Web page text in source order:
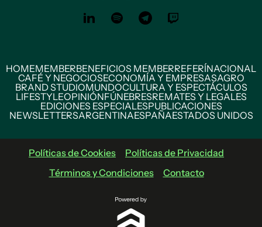
HOMEMEMBERBENEFICIOS MEMBERREFERÍNACIONAL
CAFÉ Y NEGOCIOSECONOMÍA Y EMPRESASAGRO
BRAND STUDIOMUNDOCULTURA Y ESPECTÁCULOS
LIFESTYLEOPINIÓNFÚNEBRESREMATES Y LEGALES
EDICIONES ESPECIALESPUBLICACIONES
NEWSLETTERSARGENTINAESPAÑAESTADOS UNIDOS
Políticas de Cookies
Políticas de Privacidad
Términos y Condiciones
Contacto